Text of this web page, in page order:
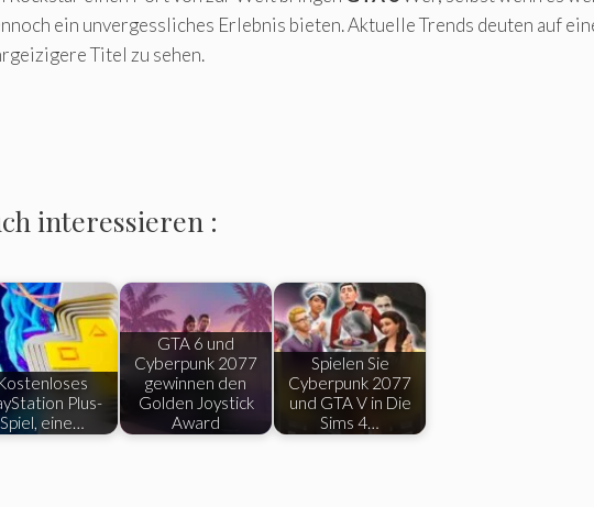
ein unvergessliches Erlebnis bieten. Aktuelle Trends deuten auf
Titel zu sehen.
interessieren :
Plus-
Spiel, eine…
GTA 6 und
Cyberpunk 2077
gewinnen den
Golden Joystick
Award
Spielen Sie
Cyberpunk 2077
und GTA V in Die
Sims 4…